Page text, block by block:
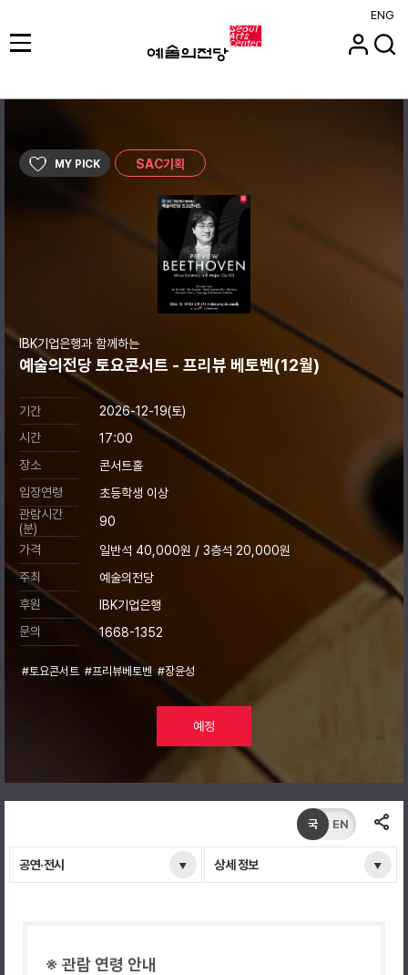
ENG
MY PICK SAC기획
IBK기업은행과 함께하는
예술의전당 토요콘서트 - 프리뷰 베토벤(12월)
기간
2026-12-19(토)
시간
17:00
장소
콘서트홀
입장연령
초등학생 이상
관람시간
(분)
90
가격
일반석 40,000원 / 3층석 20,000원
주최
예술의전당
후원
IBK기업은행
문의
1668-1352
#토요콘서트 #프리뷰베토벤 #장윤성
예정
공연·전시 상세 정보
국 EN
※ 관람 연령 안내